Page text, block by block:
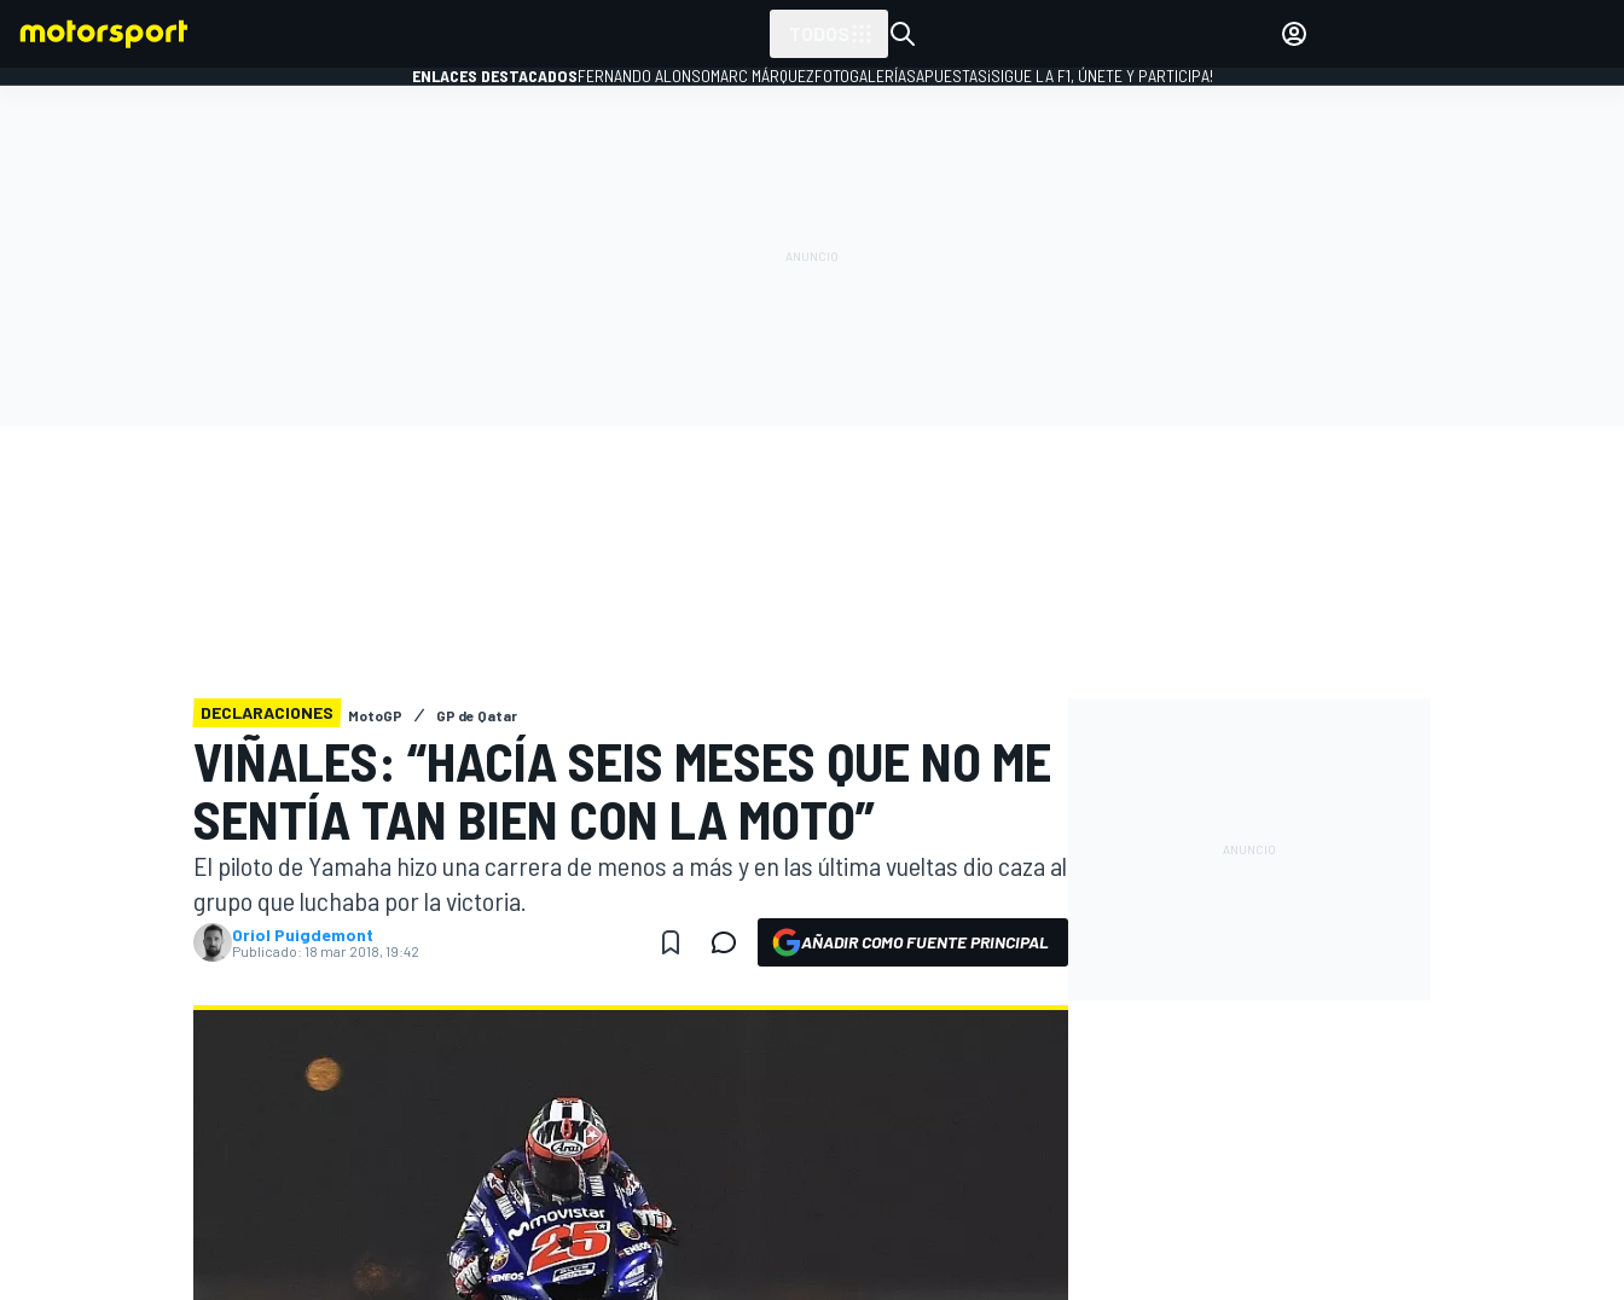
WEC
ENLACES DESTACADOSFERNANDO ALONSOMARC MÁRQUEZFOTOGALERÍASAPUESTAS¡SIGUE LA F1, ÚNETE Y PARTICIPA!
DECLARACIONES MotoGP GP de Qatar
VIÑALES: “HACÍA SEIS MESES QUE NO ME
SENTÍA TAN BIEN CON LA MOTO”
El piloto de Yamaha hizo una carrera de menos a más y en las última vueltas dio caza al
grupo que luchaba por la victoria.
Oriol Puigdemont
Publicado: 18 mar 2018, 19:42 AÑADIR COMO FUENTE PRINCIPAL